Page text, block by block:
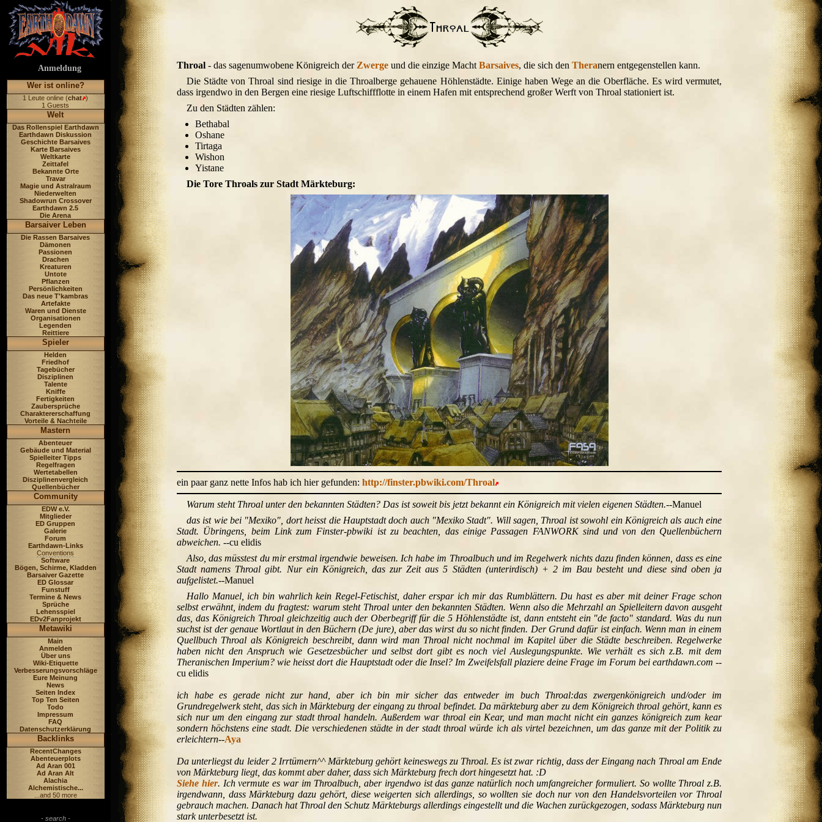
Anmeldung
Wer ist online?
1 Leute online (chat )
1 Guests
Welt
Das Rollenspiel Earthdawn
Earthdawn Diskussion
Geschichte Barsaives
Karte Barsaives
Weltkarte
Zeittafel
Bekannte Orte
Travar
Magie und Astralraum
Niederwelten
Shadowrun Crossover
Earthdawn 2.5
Die Arena
Barsaiver Leben
Die Rassen Barsaives
Dämonen
Passionen
Drachen
Kreaturen
Untote
Pflanzen
Persönlichkeiten
Das neue T'kambras
Artefakte
Waren und Dienste
Organisationen
Legenden
Reittiere
Spieler
Helden
Friedhof
Tagebücher
Disziplinen
Talente
Kniffe
Fertigkeiten
Zaubersprüche
Charaktererschaffung
Vorteile & Nachteile
Mastern
Abenteuer
Gebäude und Material
Spielleiter Tipps
Regelfragen
Wertetabellen
Disziplinenvergleich
Quellenbücher
Community
EDW e.V.
Mitglieder
ED Gruppen
Galerie
Forum
Earthdawn-Links
Conventions
Software
Bögen, Schirme, Kladden
Barsaiver Gazette
ED Glossar
Funstuff
Termine & News
Sprüche
Lehensspiel
EDv2Fanprojekt
Metawiki
Main
Anmelden
Über uns
Wiki-Etiquette
Verbesserungsvorschläge
Eure Meinung
News
Seiten Index
Top Ten Seiten
Todo
Impressum
FAQ
Datenschutzerklärung
Backlinks
RecentChanges
Abenteuerplots
Ad Aran 001
Ad Aran Alt
Alachia
Alchemistische...
...and 50 more
- search -
Throal - das sagenumwobene Königreich der Zwerge und die einzige Macht Barsaives, die sich den Theranern entgegenstellen kann.
Die Städte von Throal sind riesige in die Throalberge gehauene Höhlenstädte. Einige haben Wege an die Oberfläche. Es wird vermutet,
dass irgendwo in den Bergen eine riesige Luftschiffflotte in einem Hafen mit entsprechend großer Werft von Throal stationiert ist.
Zu den Städten zählen:
Bethabal
Oshane
Tirtaga
Wishon
Yistane
Die Tore Throals zur Stadt Märkteburg:
ein paar ganz nette Infos hab ich hier gefunden: http://finster.pbwiki.com/Throal
Warum steht Throal unter den bekannten Städten? Das ist soweit bis jetzt bekannt ein Königreich mit vielen eigenen Städten.--Manuel
das ist wie bei "Mexiko", dort heisst die Hauptstadt doch auch "Mexiko Stadt". Will sagen, Throal ist sowohl ein Königreich als auch eine
Stadt. Übringens, beim Link zum Finster-pbwiki ist zu beachten, das einige Passagen FANWORK sind und von den Quellenbüchern
abweichen. --cu elidis
Also, das müsstest du mir erstmal irgendwie beweisen. Ich habe im Throalbuch und im Regelwerk nichts dazu finden können, dass es eine
Stadt namens Throal gibt. Nur ein Königreich, das zur Zeit aus 5 Städten (unterirdisch) + 2 im Bau besteht und diese sind oben ja
aufgelistet.--Manuel
Hallo Manuel, ich bin wahrlich kein Regel-Fetischist, daher erspar ich mir das Rumblättern. Du hast es aber mit deiner Frage schon
selbst erwähnt, indem du fragtest: warum steht Throal unter den bekannten Städten. Wenn also die Mehrzahl an Spielleitern davon ausgeht
das, das Königreich Throal gleichzeitig auch der Oberbegriff für die 5 Höhlenstädte ist, dann entsteht ein "de facto" standard. Was du nun
suchst ist der genaue Wortlaut in den Büchern (De jure), aber das wirst du so nicht finden. Der Grund dafür ist einfach. Wenn man in einem
Quellbuch Throal als Königreich beschreibt, dann wird man Throal nicht nochmal im Kapitel über die Städte beschreiben. Regelwerke
haben nicht den Anspruch wie Gesetzesbücher und selbst dort gibt es noch viel Auslegungspunkte. Wie verhält es sich z.B. mit dem
Theranischen Imperium? wie heisst dort die Hauptstadt oder die Insel? Im Zweifelsfall plaziere deine Frage im Forum bei earthdawn.com --
cu elidis
ich habe es gerade nicht zur hand, aber ich bin mir sicher das entweder im buch Throal:das zwergenkönigreich und/oder im
Grundregelwerk steht, das sich in Märkteburg der eingang zu throal befindet. Da märkteburg aber zu dem Königreich throal gehört, kann es
sich nur um den eingang zur stadt throal handeln. Außerdem war throal ein Kear, und man macht nicht ein ganzes königreich zum kear
sondern höchstens eine stadt. Die verschiedenen städte in der stadt throal würde ich als virtel bezeichnen, um das ganze mit der Politik zu
erleichtern--Aya
Da unterliegst du leider 2 Irrtümern^^ Märkteburg gehört keineswegs zu Throal. Es ist zwar richtig, dass der Eingang nach Throal am Ende
von Märkteburg liegt, das kommt aber daher, dass sich Märkteburg frech dort hingesetzt hat. :D
Siehe hier. Ich vermute es war im Throalbuch, aber irgendwo ist das ganze natürlich noch umfangreicher formuliert. So wollte Throal z.B.
irgendwann, dass Märkteburg dazu gehört, diese weigerten sich allerdings, so wollten sie doch nur von den Handelsvorteilen vor Throal
gebrauch machen. Danach hat Throal den Schutz Märkteburgs allerdings eingestellt und die Wachen zurückgezogen, sodass Märkteburg nun
stark unterbesetzt ist.